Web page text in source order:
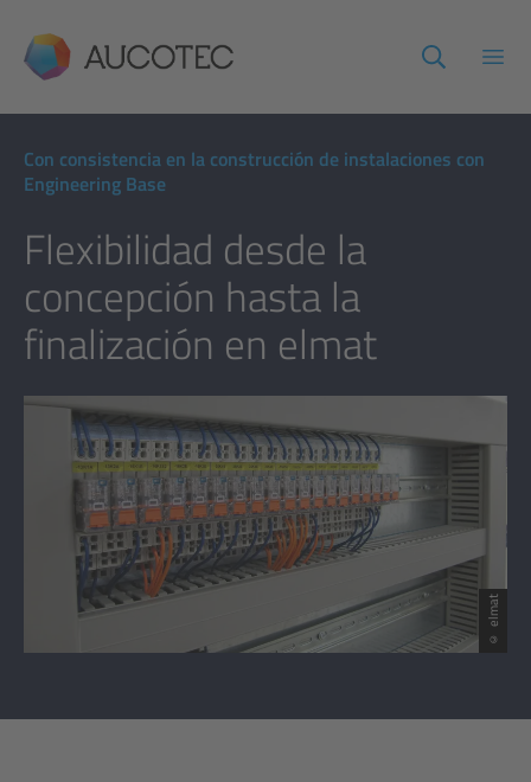
AUCOTEC
Con consistencia en la construcción de instalaciones con
Engineering Base
Flexibilidad desde la
concepción hasta la
finalización en elmat
© elmat